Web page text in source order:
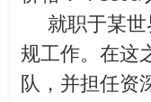
就职于某世
规工作。在这
队，并担任资